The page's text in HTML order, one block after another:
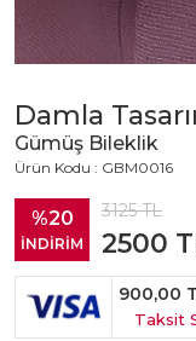
Damla
Gümüş Bileklik
Ürün Kodu : GBM0016
%20
İNDİRİM
3125TL
2500
900,00
Taksit